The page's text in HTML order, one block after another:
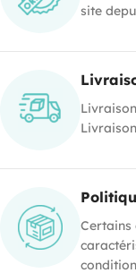
site
Certains